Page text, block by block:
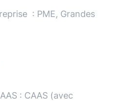
: PME, Grandes
: CAAS (avec